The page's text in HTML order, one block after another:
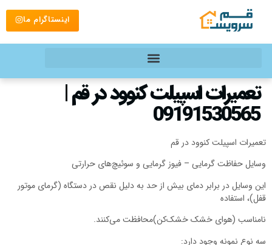
اینستاگرام ما
تعمیرات اسپیلت کنوود در قم |
09191530565
اسپیلت کنوود در قم
حفاظت گرمایی – فیوز گرمایی و سوئیچ‌های حرارتی
وسایل در برابر دمای بیش از حد به دلیل نقص در دستگاه (گرمای موتور
استفاده
(هوای خشک خشک‌کن)محافظت می‌کنند.
نوع نمونه وجود دارد: